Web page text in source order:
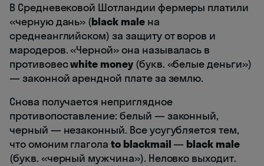
В Средневековой Шотландии фермеры платили
«черную дань» (black male на
среднеанглийском) за защиту от воров и
мародеров. «Черной» она называлась в
противовесwhite money (букв. «белые деньги»)
— законной арендной плате за землю.
Снова получается неприглядное
противопоставление: белый — законный,
черный — незаконный. Все усугубляется тем,
что омоним глаголаto blackmail — black male
(букв. «черный мужчина»). Неловко выходит.